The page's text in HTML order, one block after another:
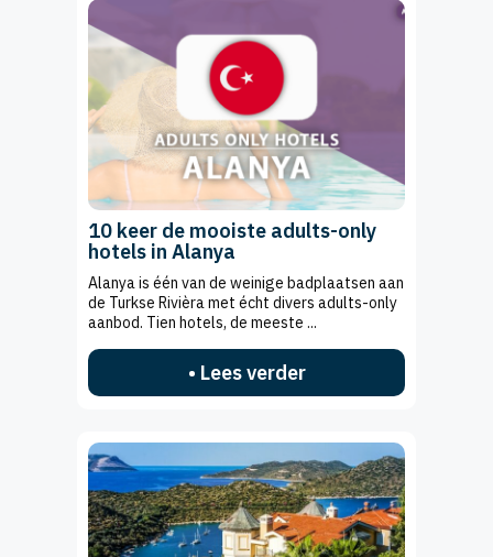
10 keer de mooiste adults-only
hotels in Alanya
Alanya is één van de weinige badplaatsen aan
de Turkse Rivièra met écht divers adults-only
aanbod. Tien hotels, de meeste ...
• Lees verder